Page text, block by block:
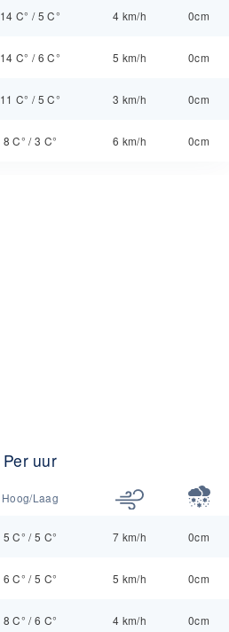
14 C° / 5 C° 4 km/h 0cm
14 C° / 6 C° 5 km/h 0cm
11 C° / 5 C° 3 km/h 0cm
8 C° /3 C° 6 km/h 0cm
Per uur
Hoog/Laag
5 C° /5 C° 7 km/h 0cm
6 C° /5 C° 5 km/h 0cm
8 C° /6 C° 4 km/h 0cm